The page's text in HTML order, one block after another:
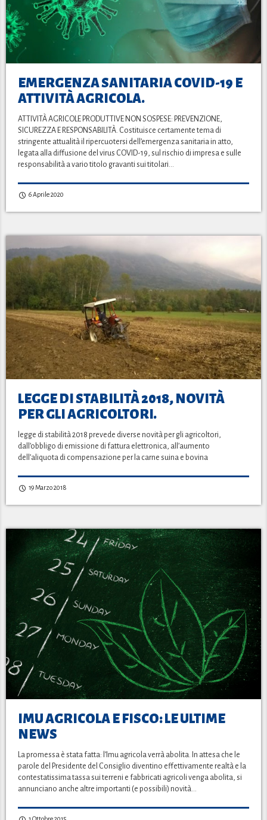
EMERGENZA SANITARIA COVID-19 E
ATTIVITÀ AGRICOLA.
ATTIVITÀ AGRICOLE PRODUTTIVE NON SOSPESE: PREVENZIONE,
SICUREZZA E RESPONSABILITÀ. Costituisce certamente tema di
stringente attualità il ripercuotersi dell’emergenza sanitaria in atto,
legata alla diffusione del virus COVID-19, sul rischio di impresa e sulle
responsabilità a vario titolo gravanti sui titolari…
6 Aprile 2020
LEGGE DI STABILITÀ 2018, NOVITÀ
PER GLI AGRICOLTORI.
legge di stabilità 2018 prevede diverse novità per gli agricoltori,
dall’obbligo di emissione di fattura elettronica, all’aumento
dell’aliquota di compensazione per la carne suina e bovina
19 Marzo 2018
IMU AGRICOLA E FISCO: LE ULTIME
NEWS
La promessa è stata fatta: l’Imu agricola verrà abolita. In attesa che le
parole del Presidente del Consiglio diventino effettivamente realtà e la
contestatissima tassa sui terreni e fabbricati agricoli venga abolita, si
annunciano anche altre importanti (e possibili) novità…